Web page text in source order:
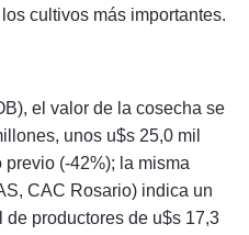
cultivos más importantes.
el valor de la cosecha se
unos u$s 25,0 mil
(-42%); la misma
CAC Rosario) indica un
productores de u$s 17,3